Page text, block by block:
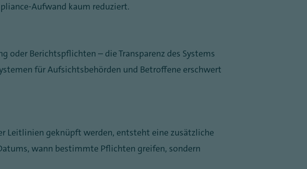
Aufwand kaum reduziert.
Berichtspflichten – die Transparenz des Systems
für Aufsichtsbehörden und Betroffene erschwert
Leitlinien geknüpft werden, entsteht eine zusätzliche
wann bestimmte Pflichten greifen, sondern